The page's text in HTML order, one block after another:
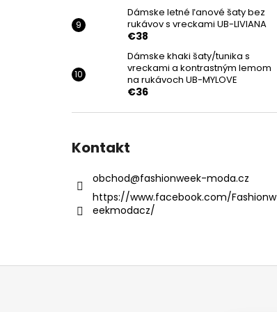
Dámske letné ľanové šaty bez
rukávov s vreckami UB-LIVIANA
€38
Dámske khaki šaty/tunika s
vreckami a kontrastným lemom
na rukávoch UB-MYLOVE
€36
Kontakt
obchod@fashionweek-moda.cz
https://www.facebook.com/Fashionw
eekmodacz/
Z